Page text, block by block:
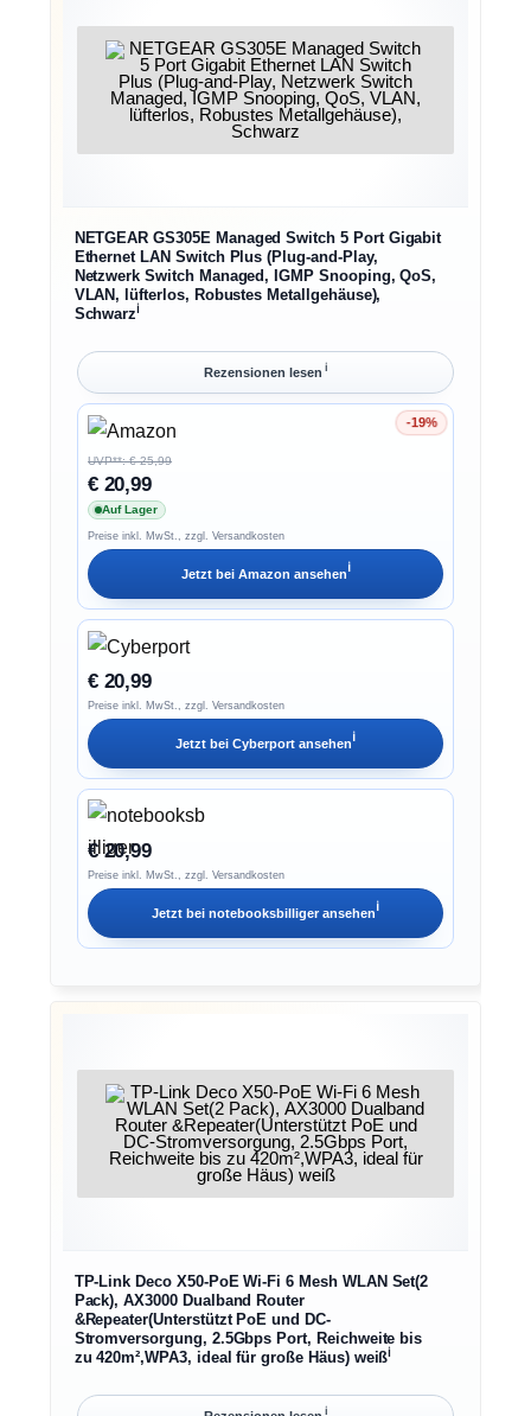
NETGEAR GS305E Managed Switch 5 Port Gigabit
Ethernet LAN Switch Plus (Plug-and-Play,
Netzwerk Switch Managed, IGMP Snooping, QoS,
VLAN, lüfterlos, Robustes Metallgehäuse),
Schwarzℹ︎
Rezensionen lesen ℹ︎
-19%
Ersparnis 19%
UVP**: € 25,99
€ 20,99
Auf Lager
Preise inkl. MwSt., zzgl. Versandkosten
Jetzt bei Amazon ansehenℹ︎
€ 20,99
Preise inkl. MwSt., zzgl. Versandkosten
Jetzt bei Cyberport ansehenℹ︎
€ 20,99
Preise inkl. MwSt., zzgl. Versandkosten
Jetzt bei notebooksbilligeransehenℹ︎
TP-Link Deco X50-PoE Wi-Fi 6 Mesh WLAN Set(2
Pack), AX3000 Dualband Router
&Repeater(Unterstützt PoE und DC-
Stromversorgung, 2.5Gbps Port, Reichweite bis
zu 420m²,WPA3, ideal für große Häus) weißℹ︎
ℹ︎